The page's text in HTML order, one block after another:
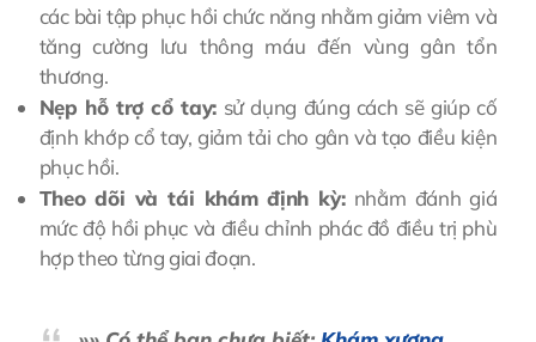
các bài tập phục hồi chức năng nhằm giảm viêm và
tăng cường lưu thông máu đến vùng gân tổn
thương.
Nẹp hỗ trợ cổ tay: sử dụng đúng cách sẽ giúp cố
định khớp cổ tay, giảm tải cho gân và tạo điều kiện
phục hồi.
Theo dõi và tái khám định kỳ:nhằm đánh giá
mức độ hồi phục và điều chỉnh phác đồ điều trị phù
hợp theo từng giai đoạn.